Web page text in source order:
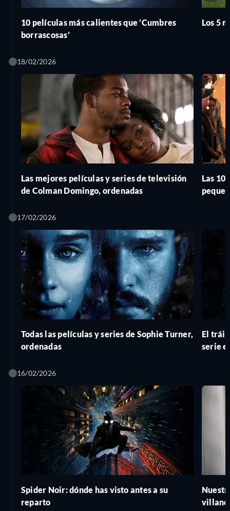
10 películas más calientes que ‘Cumbres
borrascosas’
Los 5
18/02/2026
Las mejores películas y series de televisión
de Colman Domingo, ordenadas
Las 10
17/02/2026
Todas las películas y series de Sophie Turner,
ordenadas
El
serie
16/02/2026
Spider Noir: dónde has visto antes a su
reparto